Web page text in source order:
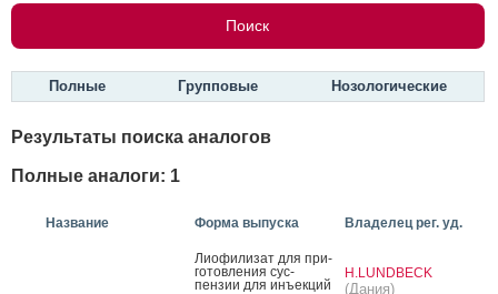
Полные Групповые Нозологические
Результаты поиска аналогов
Полные аналоги: 1
Название Форма выпуска Владелец рег. уд.
Ли­офи­лизат для при­
готов­ле­ния сус­
пензии для инъ­ек­ций
H.LUNDBECK
(Дания)